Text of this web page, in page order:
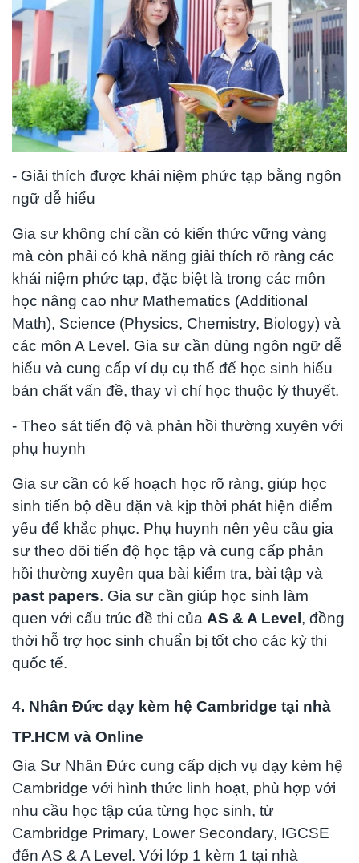
- Giải thích được khái niệm phức tạp bằng ngôn
ngữ dễ hiểu
Gia sư không chỉ cần có kiến thức vững vàng
mà còn phải có khả năng giải thích rõ ràng các
khái niệm phức tạp, đặc biệt là trong các môn
học nâng cao như Mathematics (Additional
Math), Science (Physics, Chemistry, Biology) và
các môn A Level. Gia sư cần dùng ngôn ngữ dễ
hiểu và cung cấp ví dụ cụ thể để học sinh hiểu
bản chất vấn đề, thay vì chỉ học thuộc lý thuyết.
- Theo sát tiến độ và phản hồi thường xuyên với
phụ huynh
Gia sư cần có kế hoạch học rõ ràng, giúp học
sinh tiến bộ đều đặn và kịp thời phát hiện điểm
yếu để khắc phục. Phụ huynh nên yêu cầu gia
sư theo dõi tiến độ học tập và cung cấp phản
hồi thường xuyên qua bài kiểm tra, bài tập và
past papers. Gia sư cần giúp học sinh làm
quen với cấu trúc đề thi của AS & A Level, đồng
thời hỗ trợ học sinh chuẩn bị tốt cho các kỳ thi
quốc tế.
4. Nhân Đức dạy kèm hệ Cambridge tại nhà
TP.HCM và Online
Gia Sư Nhân Đức cung cấp dịch vụ dạy kèm hệ
Cambridge với hình thức linh hoạt, phù hợp với
nhu cầu học tập của từng học sinh, từ
Cambridge Primary, Lower Secondary, IGCSE
đến AS & A Level. Với lớp 1 kèm 1 tại nhà